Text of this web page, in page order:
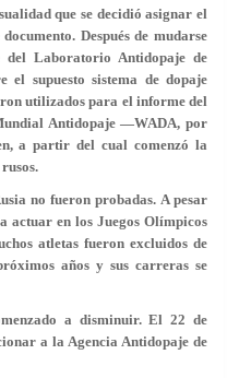
que se decidió asignar el
Después de mudarse
del Laboratorio Antidopaje de
el supuesto sistema de dopaje
utilizados para el informe del
Antidopaje —WADA, por
a partir del cual comenzó la
no fueron probadas. A pesar
actuar en los Juegos Olímpicos
atletas fueron excluidos de
años y sus carreras se
a disminuir. El 22 de
a la Agencia Antidopaje de